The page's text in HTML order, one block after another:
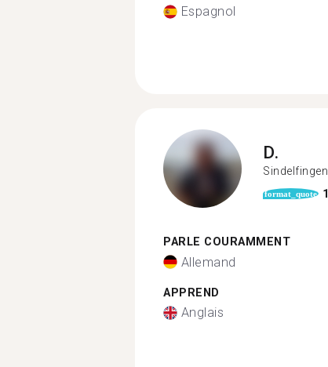
Espagnol
D.
Sindelfingen
format_quote 1
PARLE COURAMMENT
Allemand
APPREND
Anglais